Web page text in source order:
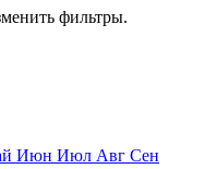
фильтры.
Июн Июл Авг Сен